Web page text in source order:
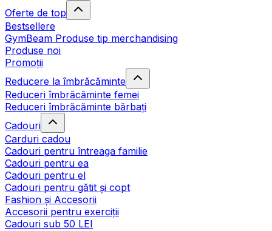
Oferte de top
Bestsellere
GymBeam Produse tip merchandising
Produse noi
Promoții
Reducere la îmbrăcăminte
Reduceri îmbrăcăminte femei
Reduceri îmbrăcăminte bărbați
Cadouri
Carduri cadou
Cadouri pentru întreaga familie
Cadouri pentru ea
Cadouri pentru el
Cadouri pentru gătit și copt
Fashion și Accesorii
Accesorii pentru exerciții
Cadouri sub 50 LEI